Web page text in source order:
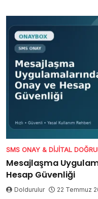
SMS ONAY & DIJITAL
Mesajlaşma
Hesap Güvenliği
Doldurulur 22 Temmuz